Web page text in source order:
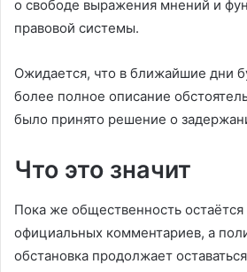
о свободе выражения мнений и
правовой системы.
Ожидается, что в ближайшие дни
более полное описание
было принято решение о
Что это значит
Пока же общественность
официальных комментариев, а
обстановка продолжает